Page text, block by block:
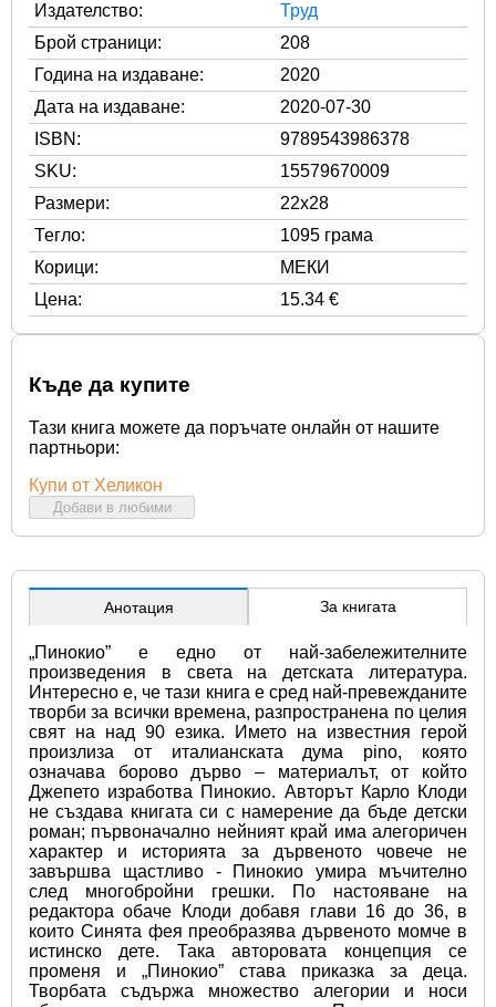
Издателство:
Труд
Брой страници:
208
Година на издаване:
2020
Дата на издаване:
2020-07-30
ISBN:
9789543986378
SKU:
15579670009
Размери:
22x28
Тегло:
1095 грама
Корици:
МЕКИ
Цена:
15.34 €
Къде да купите
Тази книга можете да поръчате онлайн от нашите
партньори:
Купи от Хеликон
Добави в любими
Анотация За книгата
„Пинокио” е едно от най-забележителните
произведения в света на детската литература.
Интересно е, че тази книга е сред най-превежданите
творби за всички времена, разпространена по целия
свят на над 90 езика. Името на известния герой
произлиза от италианската дума pino, която
означава борово дърво – материалът, от който
Джепето изработва Пинокио. Авторът Карло Клоди
не създава книгата си с намерение да бъде детски
роман; първоначално нейният край има алегоричен
характер и историята за дървеното човече не
завършва щастливо - Пинокио умира мъчително
след многобройни грешки. По настояване на
редактора обаче Клоди добавя глави 16 до 36, в
които Синята фея преобразява дървеното момче в
истинско дете. Така авторовата концепция се
променя и „Пинокио” става приказка за деца.
Творбата съдържа множество алегории и носи